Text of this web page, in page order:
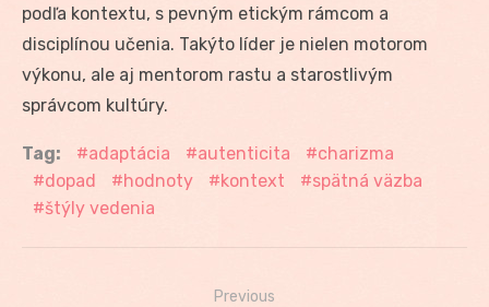
podľa kontextu, s pevným etickým rámcom a
disciplínou učenia. Takýto líder je nielen motorom
výkonu, ale aj mentorom rastu a starostlivým
správcom kultúry.
Tag: adaptácia autenticita
charizma
dopad
hodnoty kontext
spätná väzba
štýly vedenia
Previous